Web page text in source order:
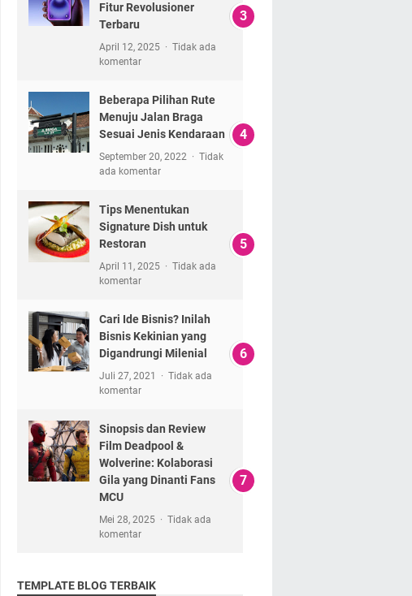
Fitur Revolusioner
Terbaru
April 12, 2025
Tidak ada
komentar
Beberapa Pilihan Rute
Menuju Jalan Braga
Sesuai Jenis Kendaraan
September 20, 2022
Tidak
ada komentar
Tips Menentukan
Signature Dish untuk
Restoran
April 11, 2025
Tidak ada
komentar
Cari Ide Bisnis? Inilah
Bisnis Kekinian yang
Digandrungi Milenial
Juli 27, 2021
Tidak ada
komentar
Sinopsis dan Review
Film Deadpool &
Wolverine: Kolaborasi
Gila yang Dinanti Fans
MCU
Mei 28, 2025
Tidak ada
komentar
TEMPLATE BLOG TERBAIK